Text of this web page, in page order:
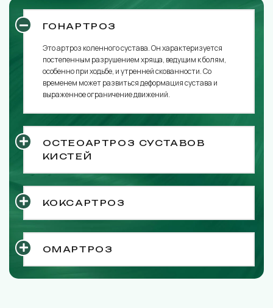
ГОНАРТРОЗ
Это артроз коленного сустава. Он характеризуется
постепенным разрушением хряща, ведущим к болям,
особенно при ходьбе, и утренней скованности. Со
временем может развиться деформация сустава и
выраженное ограничение движений.
ОСТЕОАРТРОЗ СУСТАВОВ
КИСТЕЙ
КОКСАРТРОЗ
ОМАРТРОЗ